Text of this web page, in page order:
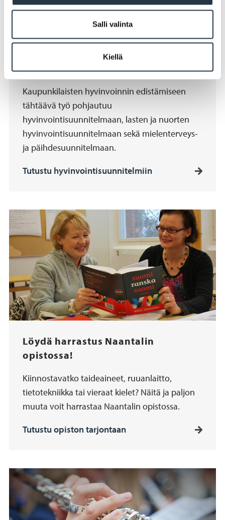
Salli valinta
Kiellä
Hyvinvointisuunnitelmat
Kaupunkilaisten hyvinvoinnin edistämiseen
tähtäävä työ pohjautuu
hyvinvointisuunnitelmaan, lasten ja nuorten
hyvinvointisuunnitelmaan sekä mielenterveys-
ja päihdesuunnitelmaan.
Tutustu hyvinvointisuunnitelmiin
Löydä harrastus Naantalin
opistossa!
Kiinnostavatko taideaineet, ruuanlaitto,
tietotekniikka tai vieraat kielet? Näitä ja paljon
muuta voit harrastaa Naantalin opistossa.
Tutustu opiston tarjontaan